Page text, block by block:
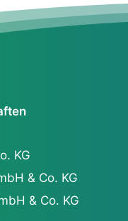
KG
& Co. KG
& Co. KG